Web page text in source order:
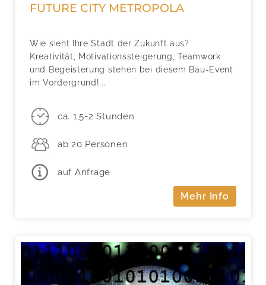
FUTURE CITY METROPOLA
Wie sieht Ihre Stadt der Zukunft aus?
Kreativität, Motivationssteigerung, Teamwork
und Begeisterung stehen bei diesem Bau-Event
im Vordergrund!...
ca. 1,5-2 Stunden
ab 20 Personen
auf Anfrage
Mehr Info